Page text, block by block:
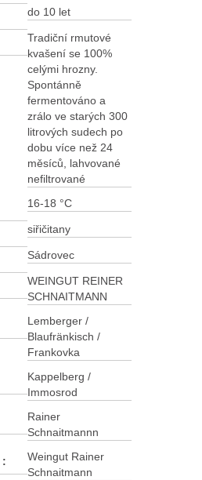
do 10 let
Tradiční rmutové
kvašení se 100%
celými hrozny.
Spontánně
fermentováno a
zrálo ve starých 300
litrových sudech po
dobu více než 24
měsíců, lahvované
nefiltrované
16-18 °C
siřičitany
Sádrovec
WEINGUT REINER
SCHNAITMANN
Lemberger /
Blaufränkisch /
Frankovka
Kappelberg /
Immosrod
Rainer
Schnaitmannn
:
Weingut Rainer
Schnaitmann